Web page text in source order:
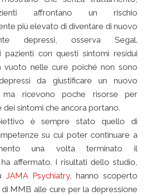
affrontano un rischio
più elevato di diventare di nuovo
depressi, osserva Segal.
pazienti con questi sintomi residui
vuoto nelle cure poiché non sono
da giustificare un nuovo
ma ricevono poche risorse per
dei sintomi che ancora portano.
è sempre stato quello di
su cui poter continuare a
una volta terminato il
affermato. I risultati dello studio,
JAMA Psychiatry, hanno scoperto
di MMB alle cure per la depressione